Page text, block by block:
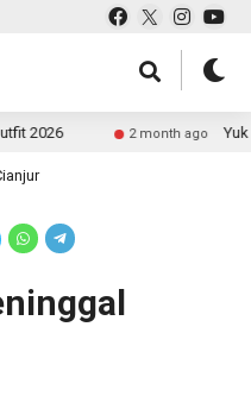
2026 2 month ago